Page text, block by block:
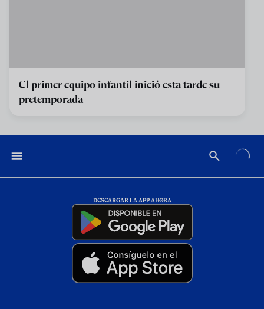
El primer equipo infantil inició esta tarde su
pretemporada
DESCARGAR LA APP AHORA